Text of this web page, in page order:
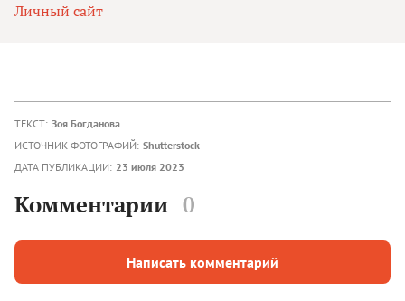
Личный сайт
ТЕКСТ: Зоя Богданова
ИСТОЧНИК ФОТОГРАФИЙ: Shutterstock
ДАТА ПУБЛИКАЦИИ: 23 июля 2023
Комментарии 0
Написать комментарий